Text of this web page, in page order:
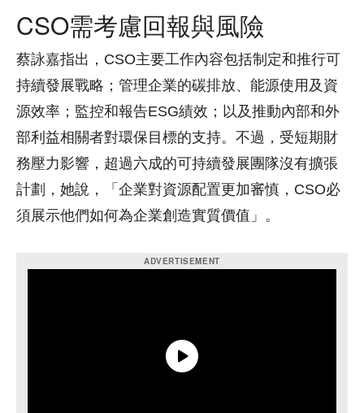
CSO需考慮回報與風險
蔡詠嘉指出，CSO主要工作內容包括制定和推行可
持續發展戰略；管理企業的碳排放、能源使用及資
源效率；監控和報告ESG績效；以及推動內部和外
部利益相關者對環保目標的支持。不過，受短期財
務壓力影響，超過六成的可持續發展團隊沒有擴張
計劃，她說，「企業對資源配置更加審慎，CSO必
須展示他們如何為企業創造實質價值」。